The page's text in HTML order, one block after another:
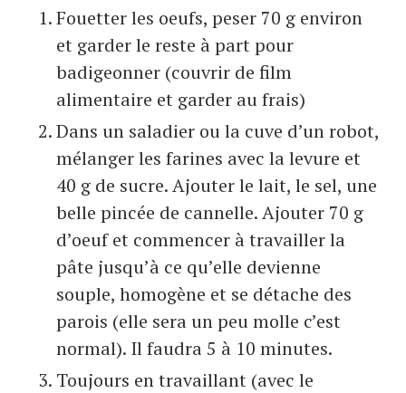
Fouetter les oeufs, peser 70 g environ
et garder le reste à part pour
badigeonner (couvrir de film
alimentaire et garder au frais)
Dans un saladier ou la cuve d’un robot,
mélanger les farines avec la levure et
40 g de sucre. Ajouter le lait, le sel, une
belle pincée de cannelle. Ajouter 70 g
d’oeuf et commencer à travailler la
pâte jusqu’à ce qu’elle devienne
souple, homogène et se détache des
parois (elle sera un peu molle c’est
normal). Il faudra 5 à 10 minutes.
Toujours en travaillant (avec le